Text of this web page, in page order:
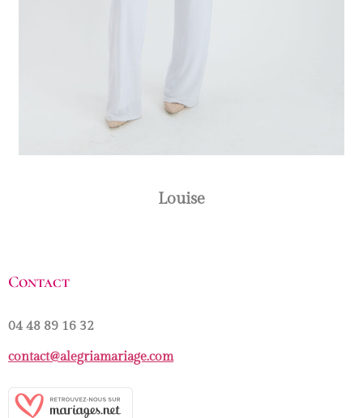
Louise
Contact
04 48 89 16 32
contact@alegriamariage.com